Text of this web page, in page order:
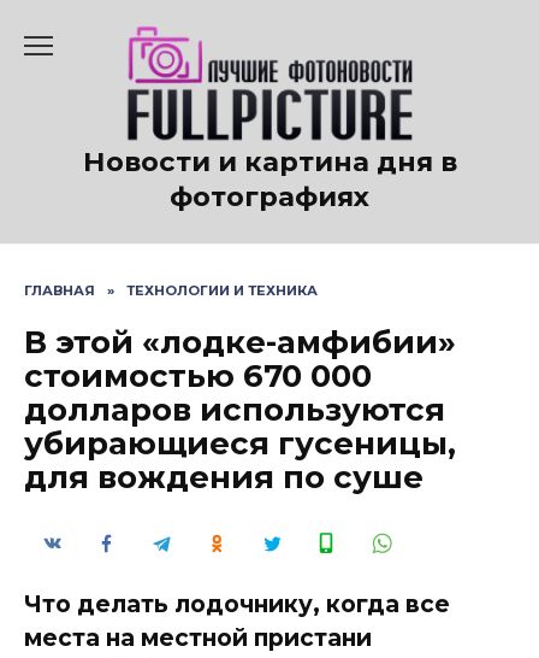
содержанию
Новости и картина дня в
фотографиях
ГЛАВНАЯ » ТЕХНОЛОГИИ И ТЕХНИКА
В этой «лодке-амфибии»
стоимостью 670 000
долларов используются
убирающиеся гусеницы,
для вождения по суше
Что делать лодочнику, когда все
места на местной пристани